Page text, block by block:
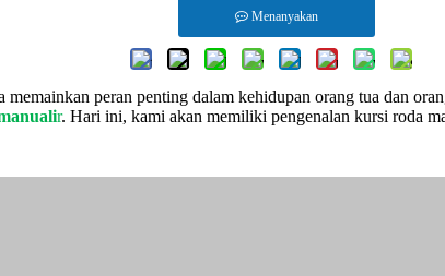
Menanyakan
memainkan peran penting dalam kehidupan orang tua dan
ir. Hari ini, kami akan memiliki pengenalan kursi roda